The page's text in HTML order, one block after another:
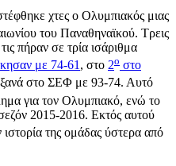
χτες ο Ολυμπιακός μιας
του Παναθηναϊκού. Τρεις
πήραν σε τρία ισάριθμα
με 74-61 , στο 2ο στο
ξανά στο ΣΕΦ με 93-74. Αυτό
για τον Ολυμπιακό, ενώ το
2015-2016. Εκτός αυτού
της ομάδας ύστερα από